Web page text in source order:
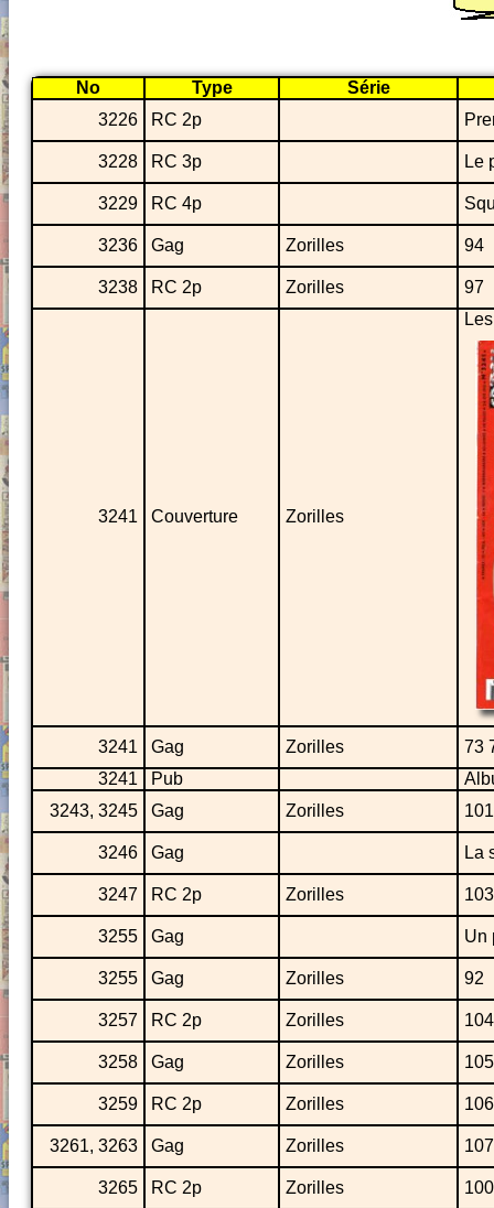
No Type
Série
3226
RC 2p
3228 RC 3p Le
3229 RC 4p
3236 Gag Zorilles 94
3238 RC 2p Zorilles 97
3241 Couverture Zorilles
3241 Gag Zorilles
73
3241
Pub
3243, 3245
Gag Zorilles
3246 Gag La
3247 RC 2p Zorilles 103
3255 Gag Un
3255 Gag Zorilles 92
3257 RC 2p Zorilles 104
3258 Gag Zorilles 105
3259 RC 2p Zorilles 106
3261, 3263 Gag Zorilles
3265 RC 2p Zorilles 100